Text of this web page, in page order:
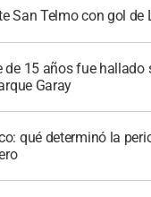
San Telmo con gol de
de 15 años fue hallado
Garay
qué determinó la